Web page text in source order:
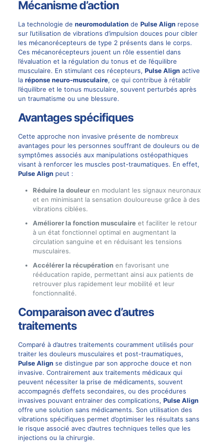
Mécanisme d’action
La technologie de neuromodulationde Pulse Alignrepose
sur l’utilisation de vibrations d’impulsion douces pour cibler
les mécanorécepteurs de type 2 présents dans le corps.
Ces mécanorécepteurs jouent un rôle essentiel dans
l’évaluation et la régulation du tonus et de l’équilibre
musculaire. En stimulant ces récepteurs, Pulse Alignactive
la réponse neuro-musculaire, ce qui contribue à rétablir
l’équilibre et le tonus musculaire, souvent perturbés après
un traumatisme ou une blessure.
Avantages spécifiques
Cette approche non invasive présente de nombreux
avantages pour les personnes souffrant de douleurs ou de
symptômes associés aux manipulations ostéopathiques
visant à renforcer les muscles post-traumatiques. En effet,
Pulse Alignpeut :
Réduire la douleuren modulant les signaux neuronaux
et en minimisant la sensation douloureuse grâce à des
vibrations ciblées.
Améliorer la fonction musculaireet faciliter le retour
à un état fonctionnel optimal en augmentant la
circulation sanguine et en réduisant les tensions
musculaires.
Accélérer la récupérationen favorisant une
rééducation rapide, permettant ainsi aux patients de
retrouver plus rapidement leur mobilité et leur
fonctionnalité.
Comparaison avec d’autres
traitements
Comparé à d’autres traitements couramment utilisés pour
traiter les douleurs musculaires et post-traumatiques,
Pulse Alignse distingue par son approche douce et non
invasive. Contrairement aux traitements médicaux qui
peuvent nécessiter la prise de médicaments, souvent
accompagnés d’effets secondaires, ou des procédures
invasives pouvant entrainer des complications, Pulse Align
offre une solution sans médicaments. Son utilisation des
vibrations spécifiques permet d’optimiser les résultats sans
le risque associé avec d’autres techniques telles que les
injections ou la chirurgie.